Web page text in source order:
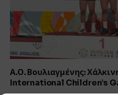
Α.Ο. Βουλιαγμένης:
International Children’s